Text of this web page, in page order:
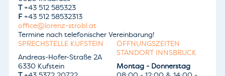
T+43 512 585323
F+43 512 58532313
office@lorenz-strobl.at
Termine nach telefonischer Vereinbarung!
SPRECHSTELLE KUFSTEIN
Andreas-Hofer-Straße 2A
6330 Kufstein
ÖFFNUNGSZEITEN
STANDORT INNSBRUCK
Montag - Donnerstag